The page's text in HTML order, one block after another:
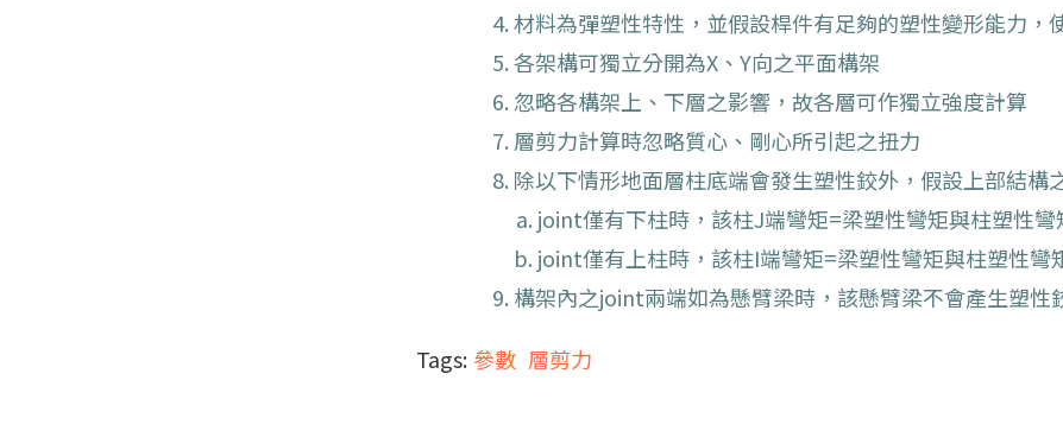
材料為彈塑性特性，並假設桿件有足夠的塑性變形能力，
各架構可獨立分開為X、Y向之平面構架
忽略各構架上、下層之影響，故各層可作獨立強度計算
層剪力計算時忽略質心、剛心所引起之扭力
除以下情形地面層柱底端會發生塑性鉸外，假設上部結構
joint僅有下柱時，該柱J端彎矩=梁塑性彎矩與柱塑性
joint僅有上柱時，該柱I端彎矩=梁塑性彎矩與柱塑性彎
構架內之joint兩端如為懸臂梁時，該懸臂梁不會產生塑性
Tags: 參數 層剪力